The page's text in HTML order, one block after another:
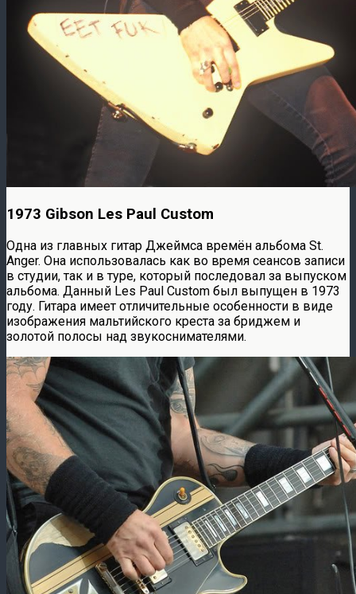
1973 Gibson Les Paul Custom
Одна из главных гитар Джеймса времён альбома St.
Anger. Она использовалась как во время сеансов записи
в студии, так и в туре, который последовал за выпуском
альбома. Данный Les Paul Custom был выпущен в 1973
году. Гитара имеет отличительные особенности в виде
изображения мальтийского креста за бриджем и
золотой полосы над звукоснимателями.